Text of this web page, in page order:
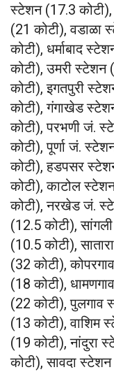
स्टेशन (17.3
(21 कोटी), वडाळा
कोटी), धर्माबाद
कोटी), उमरी स्टेशन
कोटी), इगतपुरी
कोटी), गंगाखेड
कोटी), परभणी जं.
कोटी), पूर्णा जं.
कोटी), हडपसर
कोटी), काटोल
कोटी), नरखेड जं.
(12.5 कोटी),
(10.5 कोटी),
(32 कोटी),
(18 कोटी),
(22 कोटी), पुलगाव
(13 कोटी), वाशिम
(19 कोटी), नांदुरा
कोटी), सावदा